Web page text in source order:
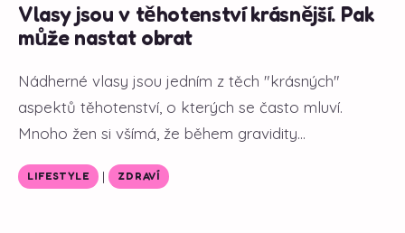
Vlasy jsou v těhotenství krásnější. Pak
může nastat obrat
Nádherné vlasy jsou jedním z těch "krásných"
aspektů těhotenství, o kterých se často mluví.
Mnoho žen si všímá, že během gravidity...
LIFESTYLE | ZDRAVÍ